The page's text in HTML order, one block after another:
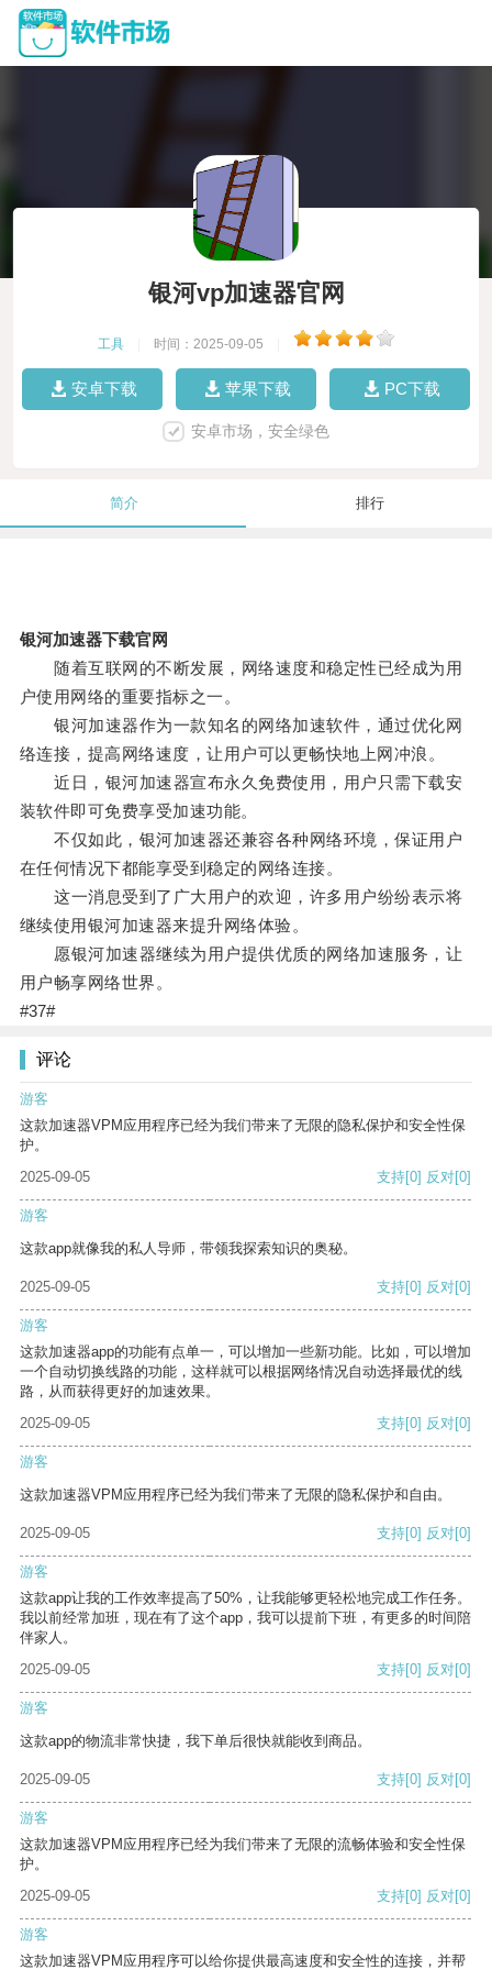
银河vp加速器官网
工具 时间：2025-09-05
安卓下载 苹果下载 PC下载
安卓市场，安全绿色
简介 排行
银河加速器下载官网
随着互联网的不断发展，网络速度和稳定性已经成为用
户使用网络的重要指标之一。
银河加速器作为一款知名的网络加速软件，通过优化网
络连接，提高网络速度，让用户可以更畅快地上网冲浪。
近日，银河加速器宣布永久免费使用，用户只需下载安
装软件即可免费享受加速功能。
不仅如此，银河加速器还兼容各种网络环境，保证用户
在任何情况下都能享受到稳定的网络连接。
这一消息受到了广大用户的欢迎，许多用户纷纷表示将
继续使用银河加速器来提升网络体验。
愿银河加速器继续为用户提供优质的网络加速服务，让
用户畅享网络世界。
#37#
评论
游客
这款加速器VPM应用程序已经为我们带来了无限的隐私保护和安全性保
护。
2025-09-05
支持[0] 反对[0]
游客
这款app就像我的私人导师，带领我探索知识的奥秘。
2025-09-05 支持[0] 反对[0]
游客
这款加速器app的功能有点单一，可以增加一些新功能。比如，可以增加
一个自动切换线路的功能，这样就可以根据网络情况自动选择最优的线
路，从而获得更好的加速效果。
2025-09-05
支持[0] 反对[0]
游客
这款加速器VPM应用程序已经为我们带来了无限的隐私保护和自由。
2025-09-05 支持[0] 反对[0]
游客
这款app让我的工作效率提高了50%，让我能够更轻松地完成工作任务。
我以前经常加班，现在有了这个app，我可以提前下班，有更多的时间陪
伴家人。
2025-09-05
支持[0] 反对[0]
游客
这款app的物流非常快捷，我下单后很快就能收到商品。
2025-09-05 支持[0] 反对[0]
游客
这款加速器VPM应用程序已经为我们带来了无限的流畅体验和安全性保
护。
2025-09-05
支持[0] 反对[0]
游客
这款加速器VPM应用程序可以给你提供最高速度和安全性的连接，并帮